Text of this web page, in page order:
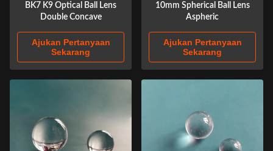
BK7 K9 Optical Ball Lens
Double Concave
Ajukan Pertanyaan
Sekarang
10mm Spherical Ball Lens
Aspheric
Ajukan Pertanyaan
Sekarang